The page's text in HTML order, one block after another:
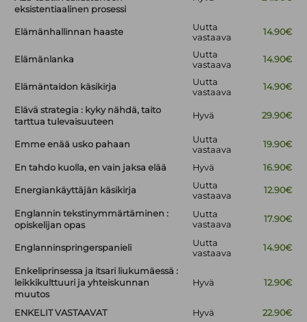
eksistentiaalinen prosessi
Elämänhallinnan haaste
Uutta
vastaava
14.90€
Elämänlanka
Uutta
vastaava
14.90€
Elämäntaidon käsikirja
Uutta
vastaava
14.90€
Elävä strategia : kyky nähdä, taito
tarttua tulevaisuuteen
Hyvä 29.90€
Emme enää usko pahaan
Uutta
vastaava
19.90€
En tahdo kuolla, en vain jaksa elää Hyvä 16.90€
Energiankäyttäjän käsikirja
Uutta
vastaava
12.90€
Englannin tekstinymmärtäminen :
opiskelijan opas
Uutta
vastaava
17.90€
Englanninspringerspanieli
Uutta
vastaava
14.90€
Enkeliprinsessa ja itsari liukumäessä :
leikkikulttuuri ja yhteiskunnan
muutos
Hyvä 12.90€
ENKELIT VASTAAVAT Hyvä 22.90€